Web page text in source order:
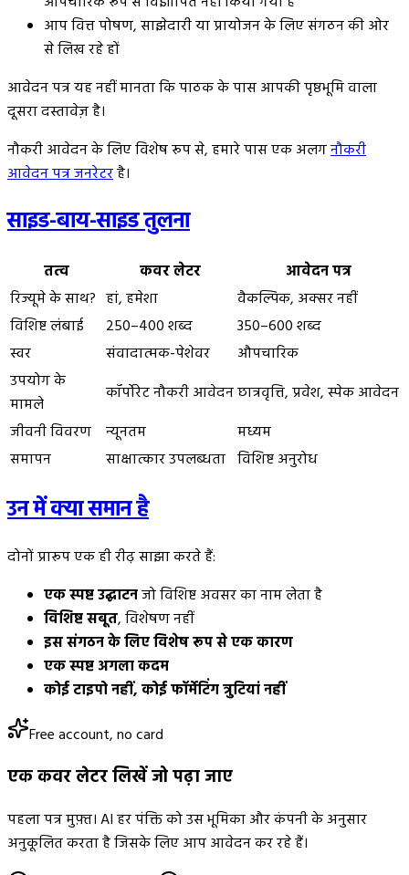
आप वित्त पोषण, साझेदारी या प्रायोजन के लिए संगठन की ओर
से लिख रहे हों
आवेदन पत्र यह नहीं मानता कि पाठक के पास आपकी पृष्ठभूमि वाला
दूसरा दस्तावेज़ है।
नौकरी आवेदन के लिए विशेष रूप से, हमारे पास एक अलगनौकरी
आवेदन पत्र जनरेटरहै।
साइड-बाय-साइड तुलना
तत्व कवर लेटर
आवेदन पत्र
रिज्यूमे के साथ? हां, हमेशा
वैकल्पिक, अक्सर नहीं
विशिष्ट लंबाई
250–400 शब्द
350–600 शब्द
स्वर
संवादात्मक-पेशेवर
औपचारिक
उपयोग के
मामले
कॉर्पोरेट नौकरी आवेदनछात्रवृत्ति, प्रवेश, स्पेक आवेदन
जीवनी विवरण
न्यूनतम
मध्यम
समापन
साक्षात्कार उपलब्धता विशिष्ट अनुरोध
उन में क्या समान है
दोनों प्रारूप एक ही रीढ़ साझा करते हैं:
एक स्पष्ट उद्घाटनजो विशिष्ट अवसर का नाम लेता है
विशिष्ट सबूत, विशेषण नहीं
इस संगठन के लिए विशेष रूप से एक कारण
एक स्पष्ट अगला कदम
कोई टाइपो नहीं, कोई फॉर्मेटिंग त्रुटियां नहीं
Free account, no card
एक कवर लेटर लिखें जो पढ़ा जाए
पहला पत्र मुफ़्त। AI हर पंक्ति को उस भूमिका और कंपनी के अनुसार
अनुकूलित करता है जिसके लिए आप आवेदन कर रहे हैं।